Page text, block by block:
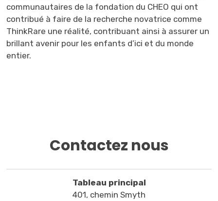
communautaires de la fondation du CHEO qui ont
contribué à faire de la recherche novatrice comme
ThinkRare une réalité, contribuant ainsi à assurer un
brillant avenir pour les enfants d’ici et du monde
entier.
Contactez nous
Tableau principal
401, chemin Smyth